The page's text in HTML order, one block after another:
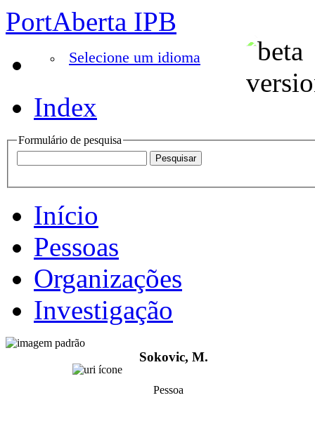
PortAberta IPB
Selecione um idioma
Index
Formulário de pesquisa
Início
Pessoas
Organizações
Investigação
Sokovic, M.
Pessoa